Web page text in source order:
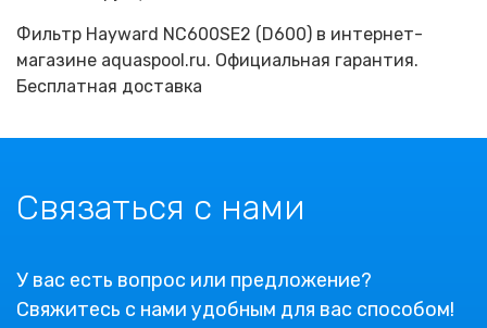
Фильтр Hayward NC600SE2 (D600) в интернет-
магазине aquaspool.ru. Официальная гарантия.
Бесплатная доставка
Связаться с нами
У вас есть вопрос или предложение?
Свяжитесь с нами удобным для вас способом!